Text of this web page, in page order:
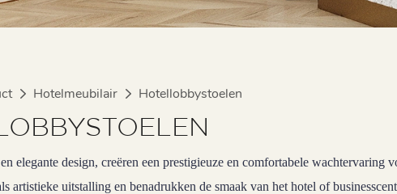
Hotelmeubilair Hotellobbystoelen
elegante design, creëren een prestigieuze en comfortabele wachtervaring
artistieke uitstalling en benadrukken de smaak van het hotel of